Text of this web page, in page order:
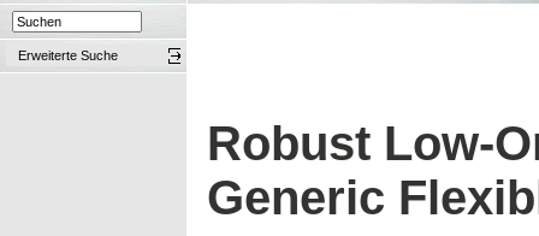
Erweiterte Suche
Robust Low-
Generic